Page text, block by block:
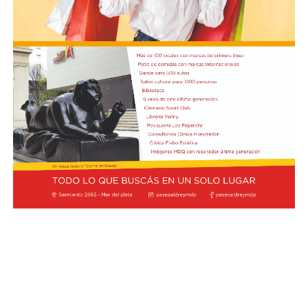
Cómo funciona el Power Ranking de la Fórmula 1
Esta clasificación funciona a través de un panel de cinco
expertos que luego de cada Gran Premio de la F1 asigna
una calificación individual a cada piloto según su
actuación a lo largo de todo el fin de semana, por lo que
incluye también la clasificación previa y, en caso de
tener, las carreras sprint.